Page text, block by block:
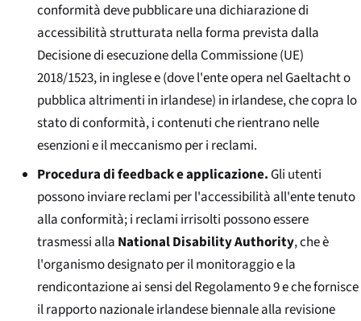
conformità deve pubblicare una dichiarazione di
accessibilità strutturata nella forma prevista dalla
Decisione di esecuzione della Commissione (UE)
2018/1523, in inglese e (dove l'ente opera nel Gaeltacht o
pubblica altrimenti in irlandese) in irlandese, che copra lo
stato di conformità, i contenuti che rientrano nelle
esenzioni e il meccanismo per i reclami.
Procedura di feedback e applicazione.Gli utenti
possono inviare reclami per l'accessibilità all'ente tenuto
alla conformità; i reclami irrisolti possono essere
trasmessi alla National Disability Authority, che è
l'organismo designato per il monitoraggio e la
rendicontazione ai sensi del Regolamento 9 e che fornisce
il rapporto nazionale irlandese biennale alla revisione